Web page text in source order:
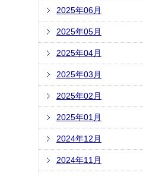
2025年06月
2025年05月
2025年04月
2025年03月
2025年02月
2025年01月
2024年12月
2024年11月